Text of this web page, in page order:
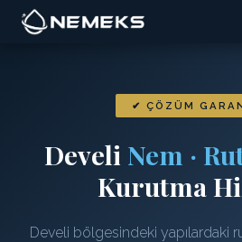
✔ ÇÖZÜM
Develi Nem ·
Kurutma
Develi bölgesindeki yapılardaki